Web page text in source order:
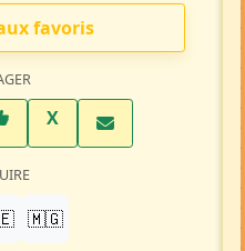
favoris
Facebook
XTwitter X
🇲🇬